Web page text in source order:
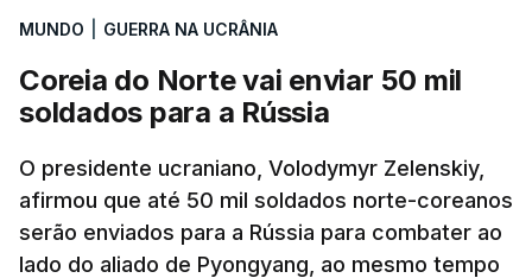
MUNDO GUERRA NA UCRÂNIA
Coreia do Norte vai enviar 50 mil
soldados para a Rússia
O presidente ucraniano, Volodymyr Zelenskiy,
afirmou que até 50 mil soldados norte-coreanos
serão enviados para a Rússia para combater ao
lado do aliado de Pyongyang, ao mesmo tempo